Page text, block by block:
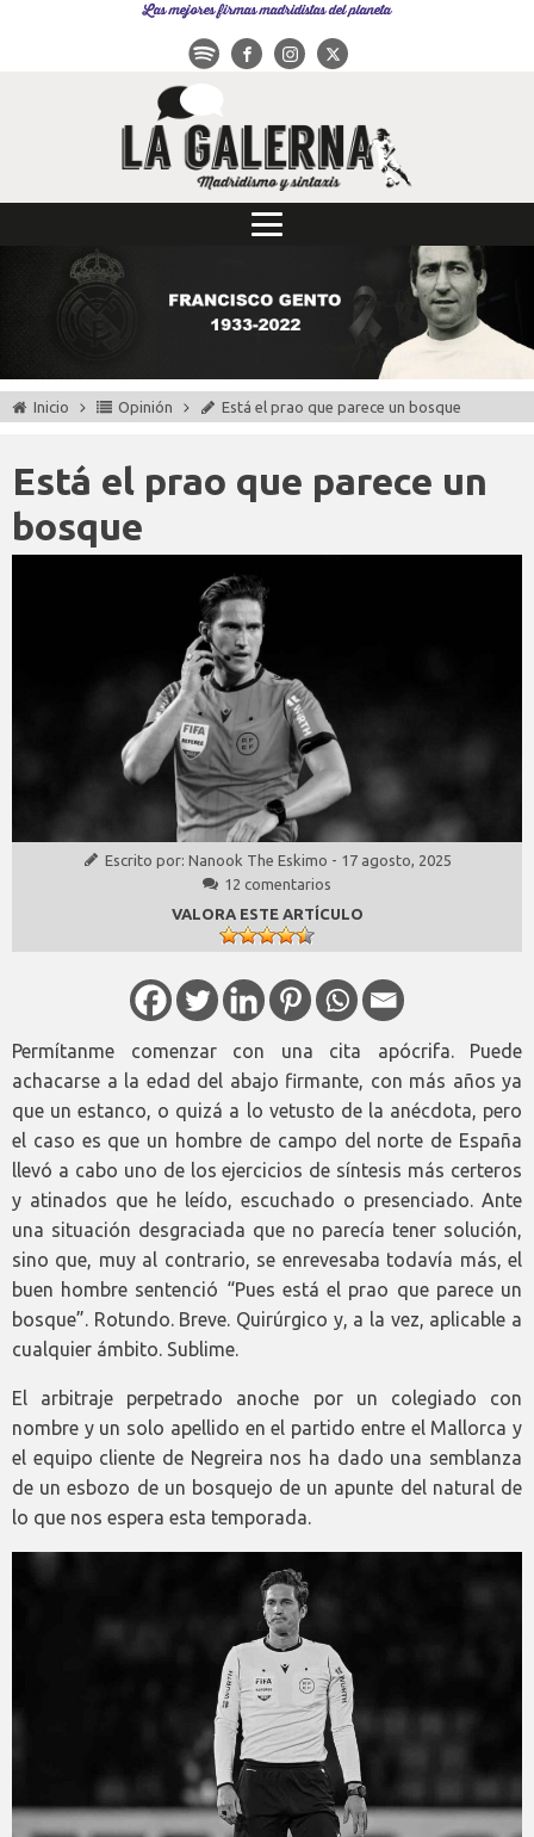
Las mejores firmas madridistas del planeta
Inicio Opinión Está el prao que parece un bosque
Está el prao que parece un
bosque
Escrito por: Nanook The Eskimo - 17 agosto, 2025
12 comentarios
VALORA ESTE ARTÍCULO
Permítanme comenzar con una cita apócrifa. Puede
achacarse a la edad del abajo firmante, con más años ya
que un estanco, o quizá a lo vetusto de la anécdota, pero
el caso es que un hombre de campo del norte de España
llevó a cabo uno de los ejercicios de síntesis más certeros
y atinados que he leído, escuchado o presenciado. Ante
una situación desgraciada que no parecía tener solución,
sino que, muy al contrario, se enrevesaba todavía más, el
buen hombre sentenció “Pues está el prao que parece un
bosque”. Rotundo. Breve. Quirúrgico y, a la vez, aplicable a
cualquier ámbito. Sublime.
El arbitraje perpetrado anoche por un colegiado con
nombre y un solo apellido en el partido entre el Mallorca y
el equipo cliente de Negreira nos ha dado una semblanza
de un esbozo de un bosquejo de un apunte del natural de
lo que nos espera esta temporada.